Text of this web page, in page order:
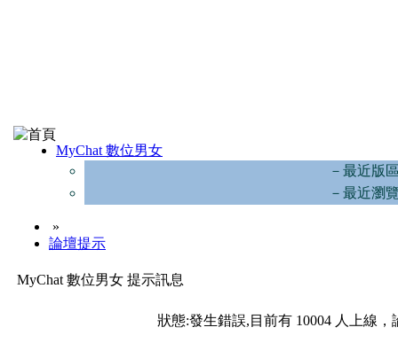
MyChat 數位男女
－最近版
－最近瀏
»
論壇提示
MyChat 數位男女 提示訊息
狀態:發生錯誤,目前有 10004 人上線